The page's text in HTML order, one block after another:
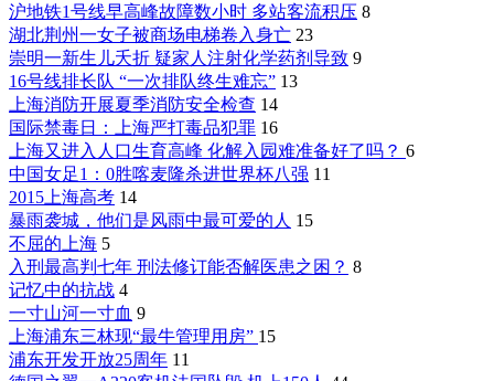
沪地铁1号线早高峰故障数小时 多站客流积压 8
湖北荆州一女子被商场电梯卷入身亡 23
崇明一新生儿夭折 疑家人注射化学药剂导致 9
16号线排长队 “一次排队终生难忘” 13
上海消防开展夏季消防安全检查 14
国际禁毒日：上海严打毒品犯罪 16
上海又进入人口生育高峰 化解入园难准备好了吗？ 6
中国女足1：0胜喀麦隆杀进世界杯八强 11
2015上海高考 14
暴雨袭城，他们是风雨中最可爱的人 15
不屈的上海 5
入刑最高判七年 刑法修订能否解医患之困？ 8
记忆中的抗战 4
一寸山河一寸血 9
上海浦东三林现“最牛管理用房” 15
浦东开发开放25周年 11